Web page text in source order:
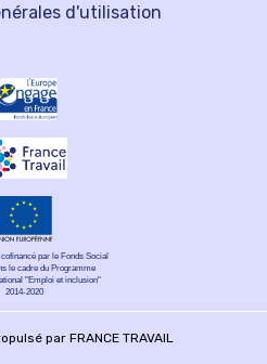
d'utilisation
par le Fonds Social
le cadre du Programme
"Emploi et inclusion"
2014-2020
par FRANCE TRAVAIL